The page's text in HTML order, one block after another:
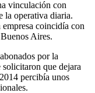
vinculación con
la operativa diaria.
coincidía con
Aires.
por la
que dejara
percibía unos